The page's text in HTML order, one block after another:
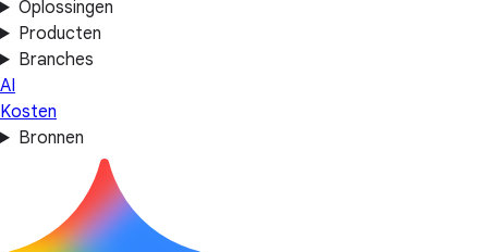
Oplossingen
Producten
Branches
AI
Kosten
Bronnen